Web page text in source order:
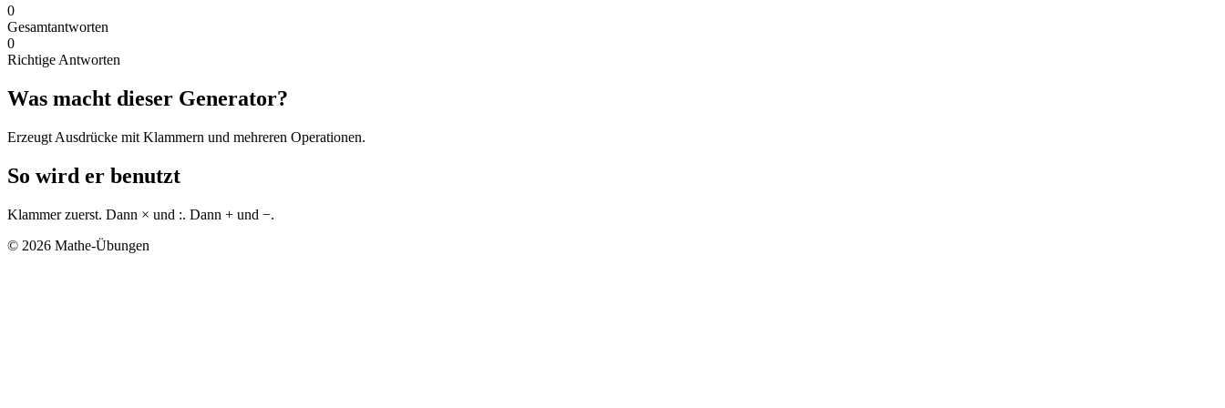
0
Gesamtantworten
0
Richtige Antworten
Was macht dieser Generator?
Erzeugt Ausdrücke mit Klammern und mehreren Operationen.
So wird er benutzt
Klammer zuerst. Dann × und :. Dann + und −.
© 2026 Mathe-Übungen